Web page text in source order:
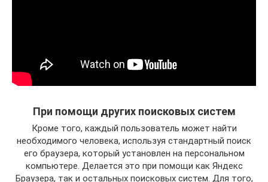
При помощи других поисковых систем
Кроме того, каждый пользователь может найти
необходимого человека, используя стандартный поиск
его браузера, который установлен на персональном
компьютере. Делается это при помощи как Яндекс
Браузера, так и остальных поисковых систем. Для того,